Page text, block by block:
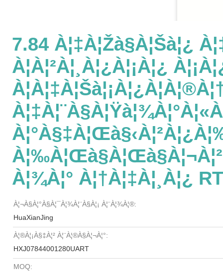
7.84 À¦‡à¦žà§à¦šà¦¿
À¦à¦²à¦¸à¦¿à¦¡à¦¿
À¦¾à¦° À¦†à¦‡à¦¸à¦¿
À¦¬à§à¦°à§à¦¯à¦¾à¦¨à§à¦¡ À¦¨à¦¾à¦®:
HuaXianJing
À¦®à¦¡à§‡à¦² À¦¨à¦®à§à¦¬à¦°:
HXJ07844001280UART
MOQ: